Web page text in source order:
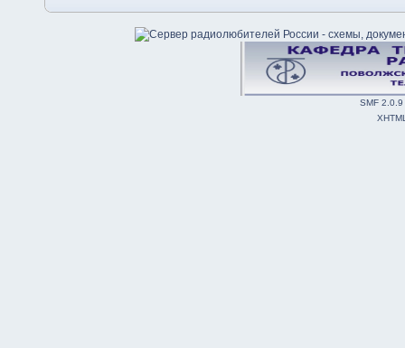
SMF 2.0.9